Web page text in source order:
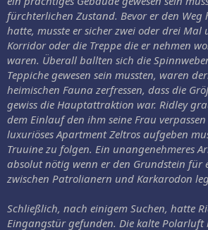
fürchterlichen Zustand. Bevor er den Weg
hatte, musste er sicher zwei oder drei Mal
Korridor oder die Treppe die er nehmen
waren. Überall ballten sich die
Teppiche gewesen sein mussten, waren
heimischen Fauna zerfressen, dass die
gewiss die Hauptattraktion war. Ridley
dem Einlauf den ihm seine Frau
luxuriöses Apartment Zeltros aufgeben
Truuine zu folgen. Ein unangenehmeres
absolut nötig wenn er den Grundstein für
zwischen Patrolianern und Karkarodon
Schließlich, nach einigem Suchen, hatte
Eingangstür gefunden. Die kalte